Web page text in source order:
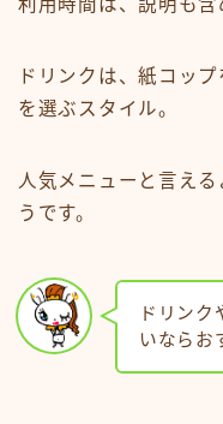
利用時間は、説明も含
ドリンクは、紙コッ
を選ぶスタイル。
人気メニューと言え
うです。
ドリン
いならお